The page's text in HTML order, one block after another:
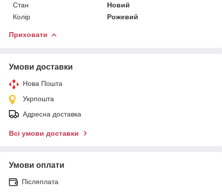
Стан
Новий
Колір
Рожевий
Приховати
Умови доставки
Нова Пошта
Укрпошта
Адресна доставка
Всі умови доставки
Умови оплати
Післяплата